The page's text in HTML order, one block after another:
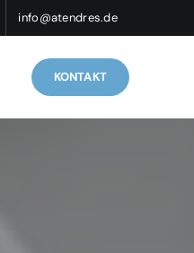
info@atendres.de
KONTAKT